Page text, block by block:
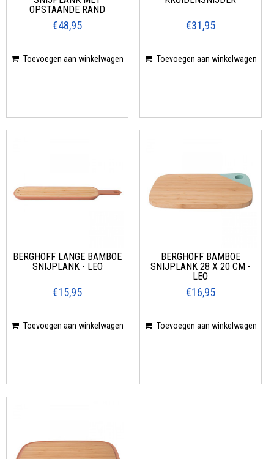
OPSTAANDE RAND
€48,95
Toevoegen aan winkelwagen
€31,95
Toevoegen aan winkelwagen
BERGHOFF LANGE BAMBOE
SNIJPLANK - LEO
€15,95
Toevoegen aan winkelwagen
BERGHOFF BAMBOE
SNIJPLANK 28 X 20 CM -
LEO
€16,95
Toevoegen aan winkelwagen